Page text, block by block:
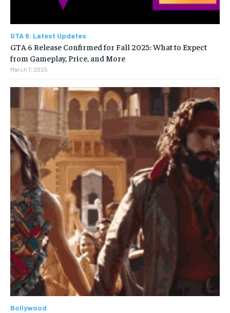
GTA 6: Latest Updates
GTA 6 Release Confirmed for Fall 2025: What to Expect
from Gameplay, Price, and More
March 7, 2025
Bollywood